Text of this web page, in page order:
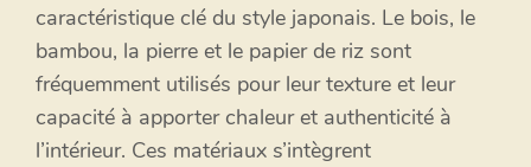
caractéristique clé du style japonais. Le bois, le
bambou, la pierre et le papier de riz sont
fréquemment utilisés pour leur texture et leur
capacité à apporter chaleur et authenticité à
l’intérieur. Ces matériaux s’intègrent